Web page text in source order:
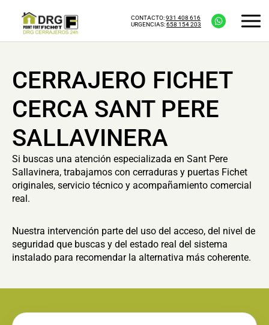
CONTACTO:931 408 616
URGENCIAS:658 154 203
CERRAJERO FICHET
CERCA SANT PERE
SALLAVINERA
Si buscas una atención especializada en Sant Pere
Sallavinera, trabajamos con cerraduras y puertas Fichet
originales, servicio técnico y acompañamiento comercial
real.
Nuestra intervención parte del uso del acceso, del nivel de
seguridad que buscas y del estado real del sistema
instalado para recomendar la alternativa más coherente.